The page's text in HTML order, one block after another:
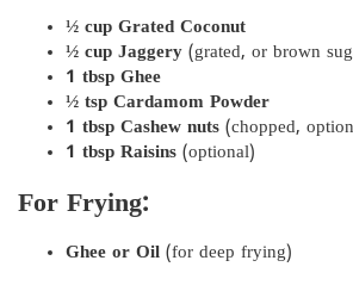
½ cup Grated Coconut
½ cup Jaggery (grated, or brown
1 tbsp Ghee
½ tsp Cardamom Powder
1 tbsp Cashew nuts (chopped,
1 tbsp Raisins (optional)
For Frying:
Ghee or Oil (for deep frying)